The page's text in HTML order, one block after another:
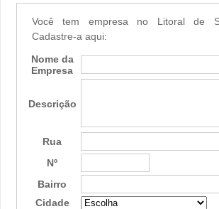
Você tem empresa no Litoral de
Cadastre-a aqui:
Nome da
Empresa
Descrição
Rua
Nº
Bairro
Cidade